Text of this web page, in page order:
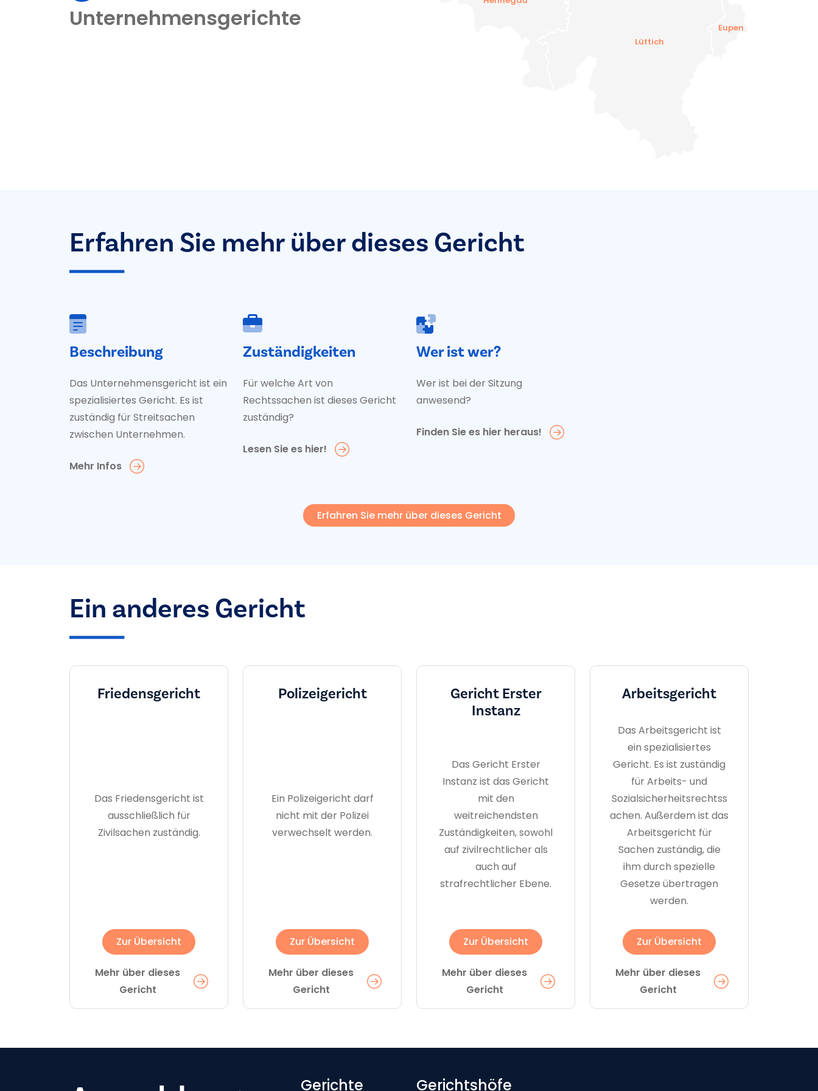
Unternehmensgerichte
Lüttich
Eupen
Erfahren Sie mehr über dieses Gericht
Beschreibung
Das Unternehmensgericht ist ein
spezialisiertes Gericht. Es ist
zuständig für Streitsachen
zwischen Unternehmen.
Mehr Infos
Zuständigkeiten
Für welche Art von
Rechtssachen ist dieses Gericht
zuständig?
Lesen Sie es hier!
Wer ist wer?
Wer ist bei der Sitzung
anwesend?
Finden Sie es hier heraus!
Erfahren Sie mehr über dieses Gericht
Ein anderes Gericht
Friedensgericht
Das Friedensgericht ist
ausschließlich für
Zivilsachen zuständig.
Zur Übersicht
Mehr über dieses
Gericht
Polizeigericht
Ein Polizeigericht darf
nicht mit der Polizei
verwechselt werden.
Zur Übersicht
Mehr über dieses
Gericht
Gericht Erster
Instanz
Das Gericht Erster
Instanz ist das Gericht
mit den
weitreichendsten
Zuständigkeiten, sowohl
auf zivilrechtlicher als
auch auf
strafrechtlicher Ebene.
Zur Übersicht
Mehr über dieses
Gericht
Arbeitsgericht
Das Arbeitsgericht ist
ein spezialisiertes
Gericht. Es ist zuständig
für Arbeits- und
Sozialsicherheitsrechtss
achen. Außerdem ist das
Arbeitsgericht für
Sachen zuständig, die
ihm durch spezielle
Gesetze übertragen
werden.
Zur Übersicht
Mehr über dieses
Gericht
Gerichte Gerichtshöfe